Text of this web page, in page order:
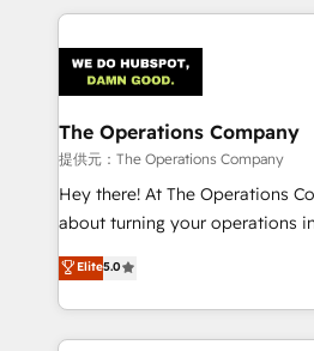
smarter marketing, sales, and
Iberia (Spain & Portugal), we
with intelligent automation to
growth. Our multidisciplinary
that simplify complexity, boost
turn innovation into real impact. 🌍 Highlights •
HubSpot Partner since 2012 •
projects • Clients in 30+
technology for integrations •
The Operations Company
提供元：The Operations Company
Hey there! At The Operations
about turning your operations
experience that powers real
transforming complex systems
scalable solutions that work
organization. We’re a unique blend of deep HubSpot
Elite5.0